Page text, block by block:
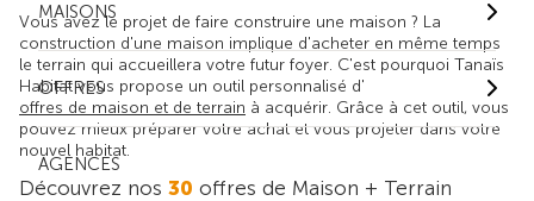
MAISONS
OFFRES
AGENCES
Vous avez le projet de faire construire une maison ? La
construction d'une maison implique d'acheter en même temps
le terrain qui accueillera votre futur foyer. C'est pourquoi Tanaïs
Habitat vous propose un outil personnalisé d'
offres de maison et de terrain à acquérir. Grâce à cet outil, vous
pouvez mieux préparer votre achat et vous projeter dans votre
nouvel habitat.
Découvrez nos 30 offres de Maison + Terrain